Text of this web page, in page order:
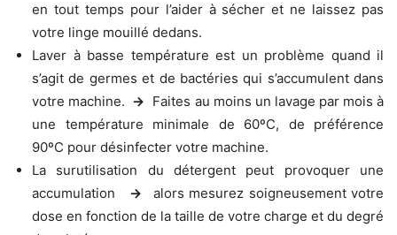
en tout temps pour l’aider à sécher et ne laissez pas
votre linge mouillé dedans.
Laver à basse température est un problème quand il
s’agit de germes et de bactéries qui s’accumulent dans
votre machine. -> Faites au moins un lavage par mois à
une température minimale de 60ºC, de préférence
90ºC pour désinfecter votre machine.
La surutilisation du détergent peut provoquer une
accumulation -> alors mesurez soigneusement votre
dose en fonction de la taille de votre charge et du degré